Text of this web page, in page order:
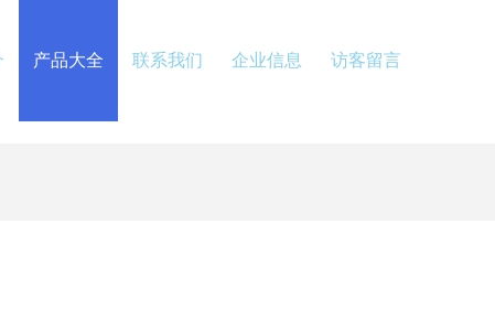
产品大全 联系我们 企业信息 访客留言